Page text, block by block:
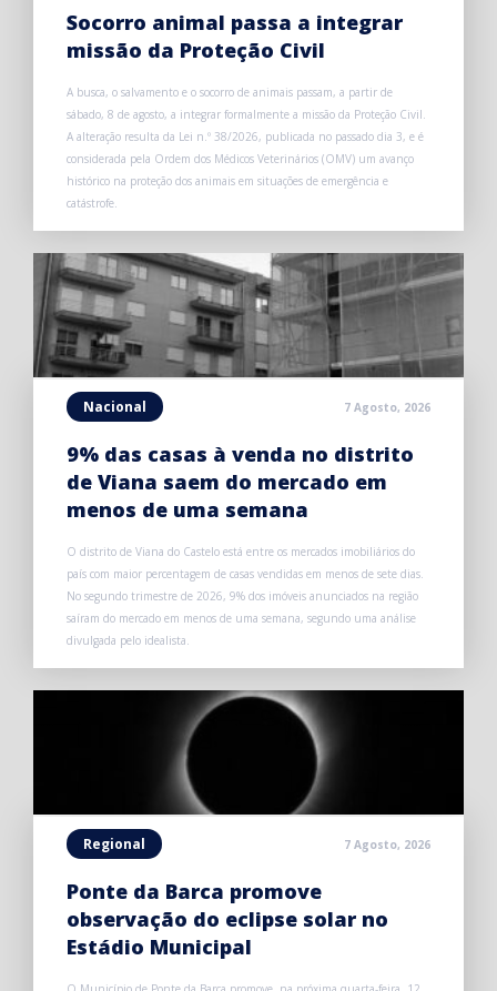
Socorro animal passa a integrar
missão da Proteção Civil
A busca, o salvamento e o socorro de animais passam, a partir de
sábado, 8 de agosto, a integrar formalmente a missão da Proteção Civil.
A alteração resulta da Lei n.º 38/2026, publicada no passado dia 3, e é
considerada pela Ordem dos Médicos Veterinários (OMV) um avanço
histórico na proteção dos animais em situações de emergência e
catástrofe.
Nacional 7 Agosto, 2026
9% das casas à venda no distrito
de Viana saem do mercado em
menos de uma semana
O distrito de Viana do Castelo está entre os mercados imobiliários do
país com maior percentagem de casas vendidas em menos de sete dias.
No segundo trimestre de 2026, 9% dos imóveis anunciados na região
saíram do mercado em menos de uma semana, segundo uma análise
divulgada pelo idealista.
Regional 7 Agosto, 2026
Ponte da Barca promove
observação do eclipse solar no
Estádio Municipal